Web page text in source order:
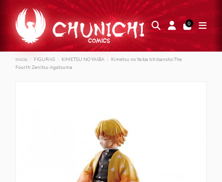
0
Inicio FIGURAS KIMETSU NO YAIBA
Kimetsu no Yaiba Ichibansho The
Fourth Zenitsu Agatsuma